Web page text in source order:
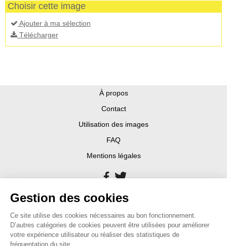
Choisir cette image
Ajouter à ma sélection
Télécharger
À propos
Contact
Utilisation des images
FAQ
Mentions légales
Gestion des cookies
Ce site utilise des cookies nécessaires au bon fonctionnement.
D’autres catégories de cookies peuvent être utilisées pour améliorer
votre expérience utilisateur ou réaliser des statistiques de
fréquentation du site.